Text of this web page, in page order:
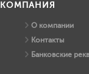
КОМПАНИЯ
О компании
Контакты
Банковские